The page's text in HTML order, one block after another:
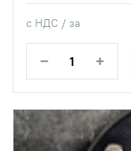
с НДС / за
− +